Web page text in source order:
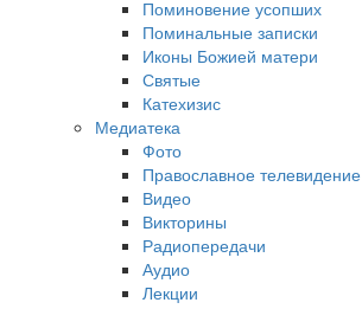
Поминовение усопших
Поминальные записки
Иконы Божией матери
Святые
Катехизис
Медиатека
Фото
Православное телевидение
Видео
Викторины
Радиопередачи
Аудио
Лекции